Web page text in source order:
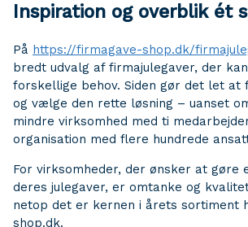
Inspiration og overblik ét
På https://firmagave-shop.dk/
bredt udvalg af firmajulegaver, der
forskellige behov. Siden gør det let at
og vælge den rette løsning – uanset
mindre virksomhed med ti
organisation med flere hundrede
For virksomheder, der ønsker at gøre
deres julegaver, er omtanke og
netop det er kernen i årets sortiment
shop.dk.